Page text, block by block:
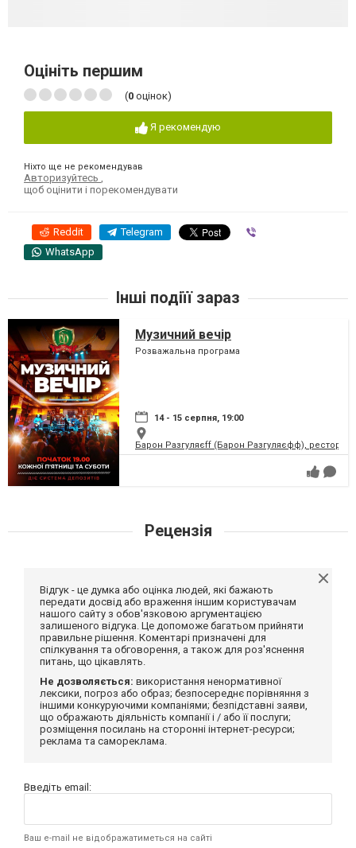
Оцініть першим
(0 оцінок)
Я рекомендую
Ніхто ще не рекомендував
Авторизуйтесь
щоб оцінити і порекомендувати
Reddit Telegram
WhatsApp
Інші подіїї зараз
Музичний вечір
Розважальна програма
14 - 15 серпня, 19:00
Барон Разгуляєff (Барон Разгуляєфф),
Рецензія
Відгук - це думка або оцінка людей, які бажають
передати досвід або враження іншим користувачам
нашого сайту з обов'язковою аргументацією
залишеного відгука. Це допоможе багатьом прийняти
правильне рішення. Коментарі призначені для
спілкування та обговорення, а також для роз'яснення
питань, що цікавлять.
Не дозволяється: використання ненормативної
лексики, погроз або образ; безпосереднє порівняння з
іншими конкуруючими компаніями; безпідставні заяви,
що ображають діяльність компанії і / або її послуги;
розміщення посилань на сторонні інтернет-ресурси;
реклама та самореклама.
Введіть email:
Ваш e-mail не відображатиметься на сайті